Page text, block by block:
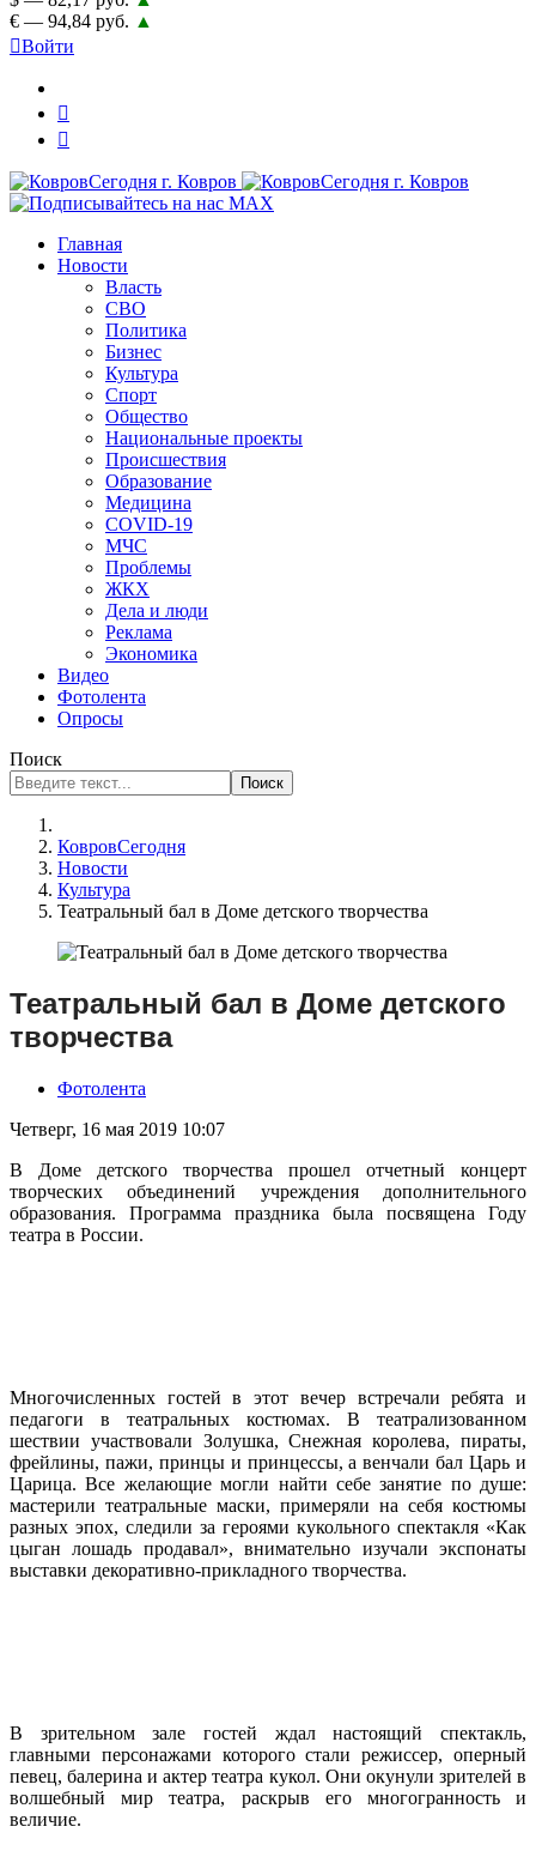
€ — 94,84 руб. ▲
Войти
Главная
Новости
Власть
СВО
Политика
Бизнес
Культура
Спорт
Общество
Национальные проекты
Происшествия
Образование
Медицина
COVID-19
МЧС
Проблемы
ЖКХ
Дела и люди
Реклама
Экономика
Видео
Фотолента
Опросы
Поиск
Поиск
КовровСегодня
Новости
Культура
Театральный бал в Доме детского творчества
Театральный бал в Доме детского
творчества
Фотолента
Четверг, 16 мая 2019 10:07
В Доме детского творчества прошел отчетный концерт
творческих объединений учреждения дополнительного
образования. Программа праздника была посвящена Году
театра в России.
Многочисленных гостей в этот вечер встречали ребята и
педагоги в театральных костюмах. В театрализованном
шествии участвовали Золушка, Снежная королева, пираты,
фрейлины, пажи, принцы и принцессы, а венчали бал Царь и
Царица. Все желающие могли найти себе занятие по душе:
мастерили театральные маски, примеряли на себя костюмы
разных эпох, следили за героями кукольного спектакля «Как
цыган лошадь продавал», внимательно изучали экспонаты
выставки декоративно-прикладного творчества.
В зрительном зале гостей ждал настоящий спектакль,
главными персонажами которого стали режиссер, оперный
певец, балерина и актер театра кукол. Они окунули зрителей в
волшебный мир театра, раскрыв его многогранность и
величие.